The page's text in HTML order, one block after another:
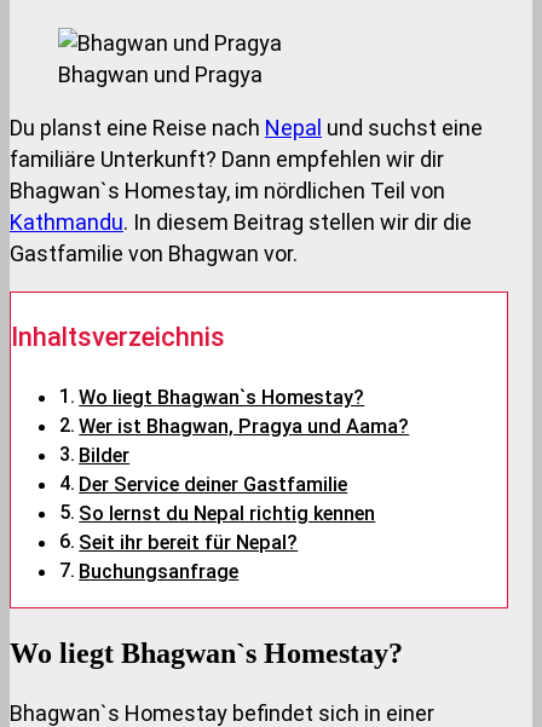
Bhagwan und Pragya
Du planst eine Reise nach Nepal und suchst eine
familiäre Unterkunft? Dann empfehlen wir dir
Bhagwan`s Homestay, im nördlichen Teil von
Kathmandu. In diesem Beitrag stellen wir dir die
Gastfamilie von Bhagwan vor.
Inhaltsverzeichnis
Wo liegt Bhagwan`s Homestay?
Wer ist Bhagwan, Pragya und Aama?
Bilder
Der Service deiner Gastfamilie
So lernst du Nepal richtig kennen
Seit ihr bereit für Nepal?
Buchungsanfrage
Wo liegt Bhagwan`s Homestay?
Bhagwan`s Homestay befindet sich in einer